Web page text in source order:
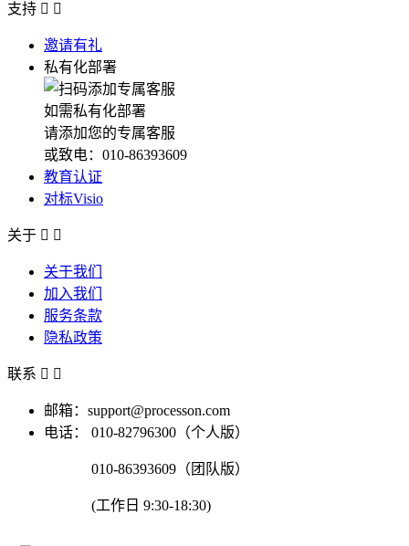
支持  
邀请有礼
私有化部署
如需私有化部署
请添加您的专属客服
或致电：010-86393609
教育认证
对标Visio
关于  
关于我们
加入我们
服务条款
隐私政策
联系  
邮箱：support@processon.com
电话：
010-82796300（个人版）
010-86393609（团队版）
(工作日 9:30-18:30)